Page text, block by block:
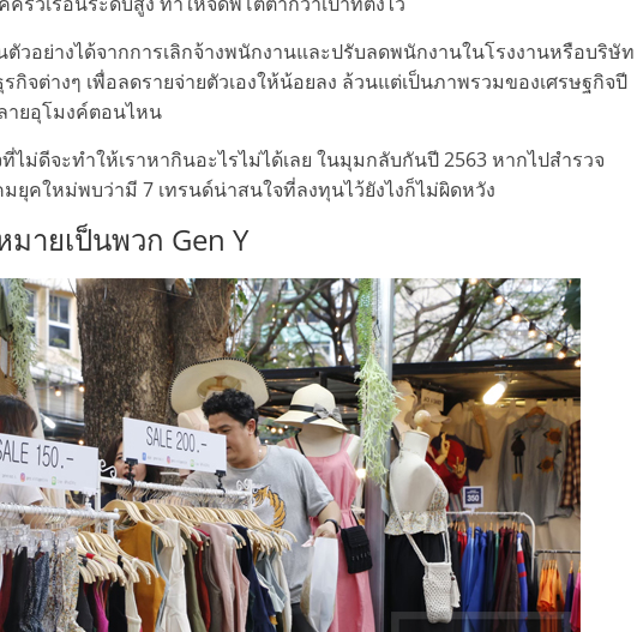
วอย่างได้จากการเลิกจ้างพนักงานและปรับลดพนักงานในโรงงานหรือบริษัท
จต่างๆ เพื่อลดรายจ่ายตัวเองให้น้อยลง ล้วนแต่เป็นภาพรวมของเศรษฐกิจปี
ายอุโมงค์ตอนไหน
ไม่ดีจะทำให้เราหากินอะไรไม่ได้เลย ในมุมกลับกันปี 2563 หากไปสำรวจ
คใหม่พบว่ามี 7 เทรนด์น่าสนใจที่ลงทุนไว้ยังไงก็ไม่ผิดหวัง
ายเป็นพวก Gen Y